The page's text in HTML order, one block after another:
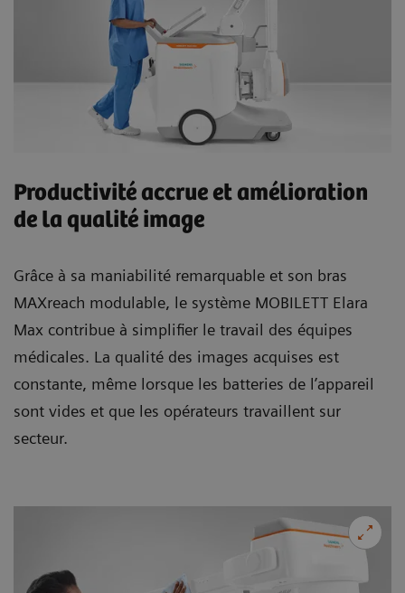
Productivité accrue et amélioration
de la qualité image
Grâce à sa maniabilité remarquable et son bras
MAXreach modulable, le système MOBILETT Elara
Max contribue à simplifier le travail des équipes
médicales. La qualité des images acquises est
constante, même lorsque les batteries de l’appareil
sont vides et que les opérateurs travaillent sur
secteur.